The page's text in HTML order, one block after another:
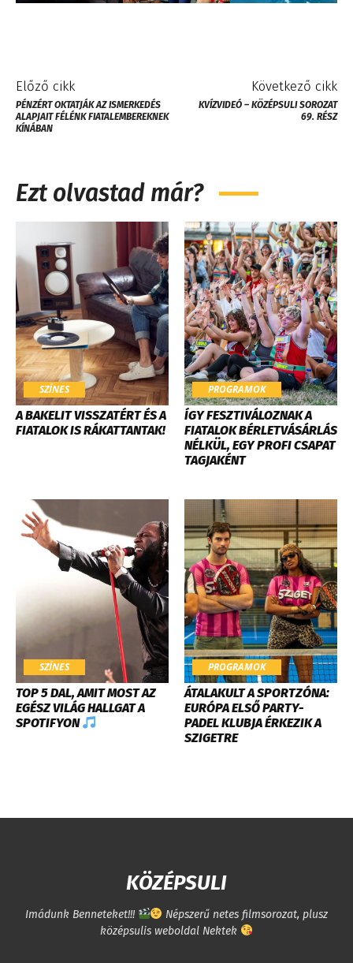
Előző cikk
PÉNZÉRT OKTATJÁK AZ ISMERKEDÉS
ALAPJAIT FÉLÉNK FIATALEMBEREKNEK
KÍNÁBAN
Következő cikk
KVÍZVIDEÓ – KÖZÉPSULI SOROZAT
69. RÉSZ
Ezt olvastad már?
SZÍNES
A BAKELIT VISSZATÉRT ÉS A
FIATALOK IS RÁKATTANTAK!
PROGRAMOK
ÍGY FESZTIVÁLOZNAK A
FIATALOK BÉRLETVÁSÁRLÁS
NÉLKÜL, EGY PROFI CSAPAT
TAGJAKÉNT
SZÍNES
TOP 5 DAL, AMIT MOST AZ
EGÉSZ VILÁG HALLGAT A
SPOTIFYON
PROGRAMOK
ÁTALAKULT A SPORTZÓNA:
EURÓPA ELSŐ PARTY-
PADEL KLUBJA ÉRKEZIK A
SZIGETRE
KÖZÉPSULI
Imádunk Benneteket!!!
Népszerű netes filmsorozat, plusz
középsulis weboldal Nektek